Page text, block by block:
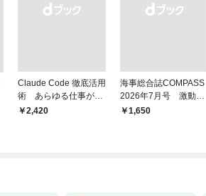
Claude Code 徹底活用
術 あらゆる仕事が爆
速化する
￥2,420
海事総合誌COMPASS
2026年7月号 激動の
時代の海運経営 主要
￥1,650